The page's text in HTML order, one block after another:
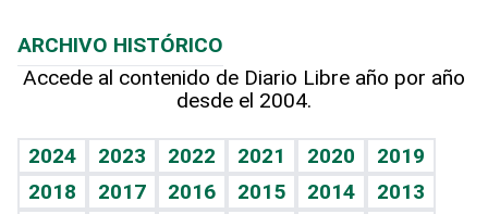
Hablando con el pediatra
Vida y familia
Eñe
TBT Deportivo
Más firmas
Hecho en casa
Guía del dinero
Cumpleaños
Horóscopos
Crucigramas
ARCHIVO HISTÓRICO
Accede al contenido de Diario Libre año por año
desde el 2004.
2024 2023 2022 2021 2020
2019
2018
2017 2016 2015 2014
2013